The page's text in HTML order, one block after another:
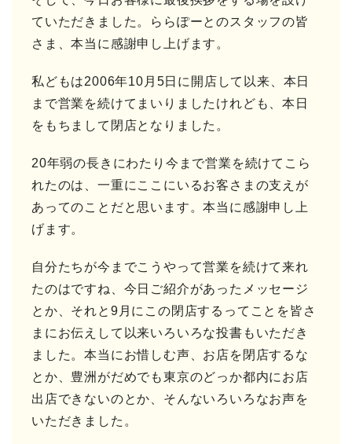
ていただきました。ららぽーとのスタッフの皆
さま、本当に感謝申し上げます。
私どもは2006年10月5日に開店して以来、本日
まで営業を続けてまいりましたけれども、本日
をもちまして閉店となりました。
20年弱の長きにわたり今まで営業を続けてこら
れたのは、一重にここにいるお客さまの支えが
あってのことだと思います。本当に感謝申し上
げます。
自分たちが今までこうやって営業を続けて来れ
たのはですね、今日ご紹介があったメッセージ
とか、それと9月にこの閉店するってことを皆さ
まにお伝えして以来いろいろな投書もいただき
ました。本当にお惜しむ声、お店を閉店するな
とか、豊洲がだめでも東京のどっか都内にお店
出店できないのとか、そんないろいろなお声を
いただきました。